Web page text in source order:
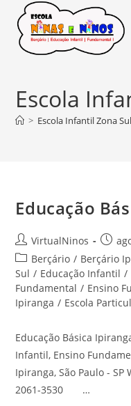
para
Escola
> Escola Infantil Zona Sul
Educação
Autor
do
post:
VirtualNinos
Post
Categoria
do
post:
Berçário / Berçário
Sul / Educação Infantil /
Fundamental / Ensino
Ipiranga / Escola
Educação Básica
Infantil, Ensino
Ipiranga, São Paulo -
2061-3530 …